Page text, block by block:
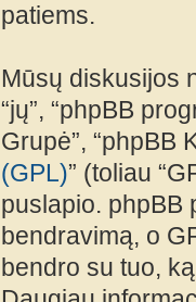
patiems.
Mūsų diskusijos
“jų”, “phpBB
Grupė”, “phpBB
(GPL)” (toliau
puslapio. phpBB
bendravimą, o
bendro su tuo,